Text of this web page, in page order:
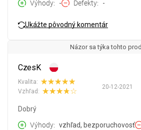
Výhody
- Defekty -
Ukážte pôvodný komentár
Názor sa týka tohto
CzesK
20-12-2021
Kvalita:
Vzhľad:
Dobrý
Výhody
vzhľad, bezporuchovosť